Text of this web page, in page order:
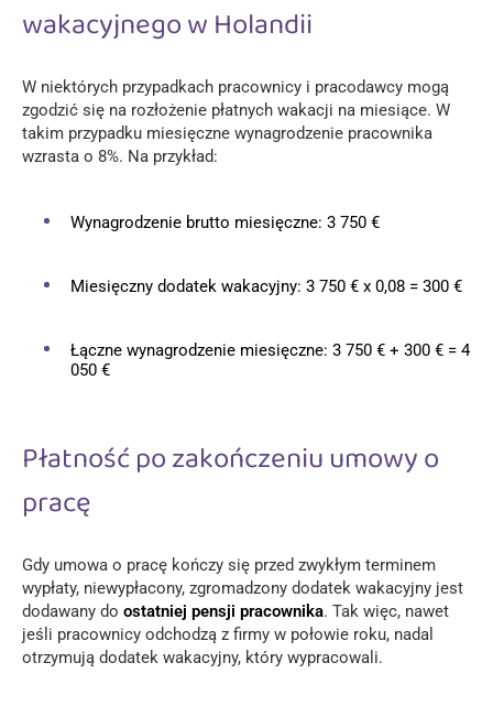
wakacyjnego w Holandii
W niektórych przypadkach pracownicy i pracodawcy mogą
zgodzić się na rozłożenie płatnych wakacji na miesiące. W
takim przypadku miesięczne wynagrodzenie pracownika
wzrasta o 8%. Na przykład:
Wynagrodzenie brutto miesięczne: 3 750 €
Miesięczny dodatek wakacyjny: 3 750 € x 0,08 = 300 €
Łączne wynagrodzenie miesięczne: 3 750 € + 300 € = 4
050 €
Płatność po zakończeniu umowy o
pracę
Gdy umowa o pracę kończy się przed zwykłym terminem
wypłaty, niewypłacony, zgromadzony dodatek wakacyjny jest
dodawany do ostatniej pensji pracownika. Tak więc, nawet
jeśli pracownicy odchodzą z firmy w połowie roku, nadal
otrzymują dodatek wakacyjny, który wypracowali.